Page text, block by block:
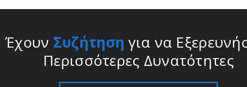
Έχουν Συζήτηση για να
Περισσότερες Δυνατότητες